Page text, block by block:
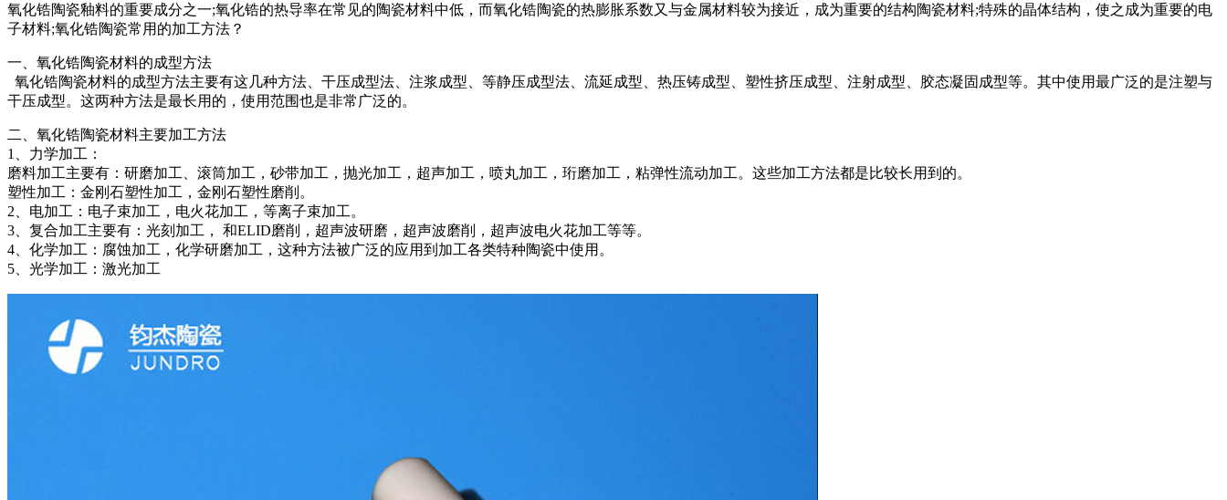
氧化锆陶瓷釉料的重要成分之一;氧化锆的热导率在常见的陶瓷材料中低，而氧化锆陶瓷的热膨胀系数又与金属材料较为接近，成为重要的结构陶瓷材料;特殊的晶体结构，使之成为重要的电
子材料;氧化锆陶瓷常用的加工方法？
一、氧化锆陶瓷材料的成型方法
氧化锆陶瓷材料的成型方法主要有这几种方法、干压成型法、注浆成型、等静压成型法、流延成型、热压铸成型、塑性挤压成型、注射成型、胶态凝固成型等。其中使用最广泛的是注塑与
干压成型。这两种方法是最长用的，使用范围也是非常广泛的。
二、氧化锆陶瓷材料主要加工方法
1、力学加工：
磨料加工主要有：研磨加工、滚筒加工，砂带加工，抛光加工，超声加工，喷丸加工，珩磨加工，粘弹性流动加工。这些加工方法都是比较长用到的。
塑性加工：金刚石塑性加工，金刚石塑性磨削。
2、电加工：电子束加工，电火花加工，等离子束加工。
3、复合加工主要有：光刻加工， 和ELID磨削，超声波研磨，超声波磨削，超声波电火花加工等等。
4、化学加工：腐蚀加工，化学研磨加工，这种方法被广泛的应用到加工各类特种陶瓷中使用。
5、光学加工：激光加工